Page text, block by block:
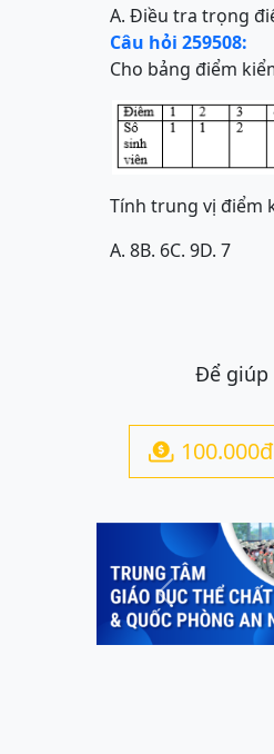
A. Điều tra trọng
Câu hỏi 259508:
Cho bảng điểm
Tính trung vị điểm
A. 8B. 6C. 9D. 7
Để giúp
 100.000đ
Previous